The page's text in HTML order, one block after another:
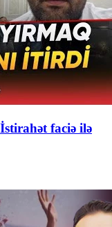
faciə ilə